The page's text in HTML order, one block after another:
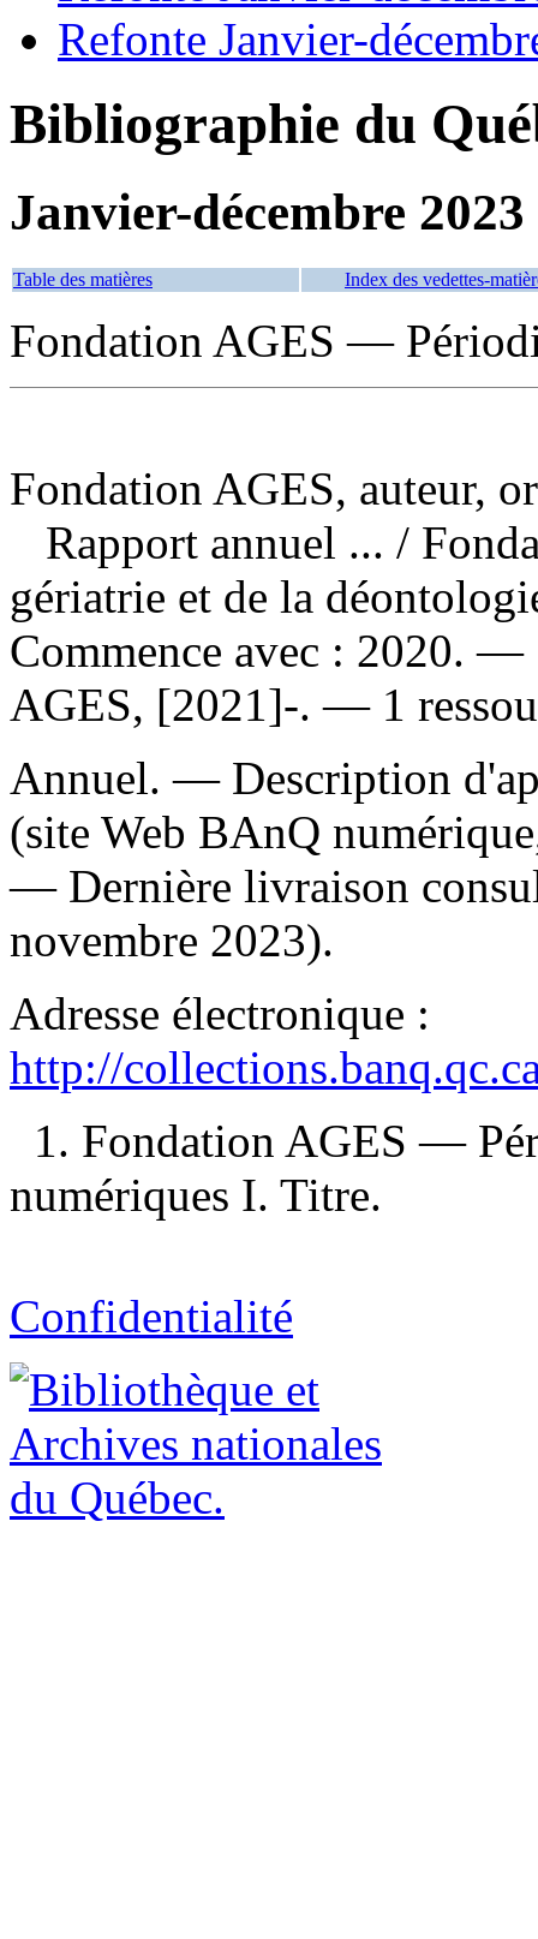
Refonte Janvier-
Bibliographie du
Janvier-décembre 2023
Table des matières Index des vedettes-
Fondation AGES —
Fondation AGES, auteur,
Rapport annuel ... /
gériatrie et de la
Commence avec : 2020. —
AGES, [2021]-. — 1
Annuel. — Description
(site Web BAnQ
— Dernière livraison
novembre 2023).
Adresse électronique :
http://
1. Fondation AGES —
numériques I. Titre.
Confidentialité